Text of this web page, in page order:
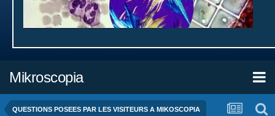
Mikroscopia
QUESTIONS POSEES PAR LES VISITEURS A MIKOSCOPIA